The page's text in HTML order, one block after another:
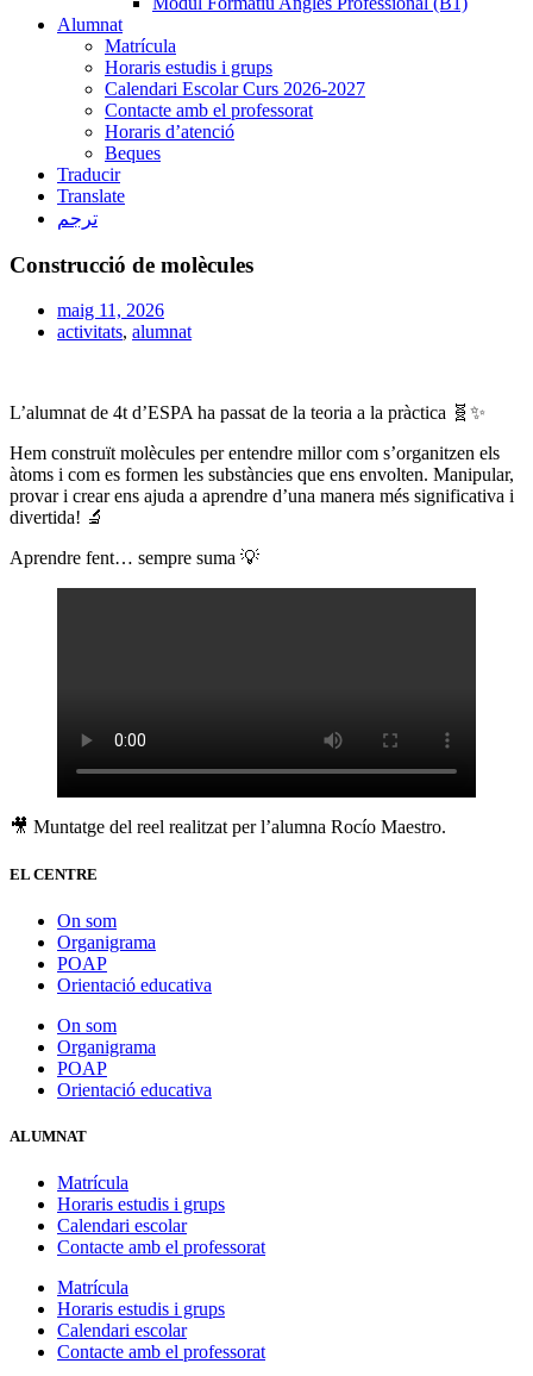
Alumnat
Matrícula
Horaris estudis i grups
Calendari Escolar Curs 2026-2027
Contacte amb el professorat
Horaris d’atenció
Beques
Traducir
Translate
ترجم
Construcció de molècules
maig 11, 2026
activitats, alumnat
L’alumnat de 4t d’ESPA ha passat de la teoria a la pràctica 🧬✨
Hem construït molècules per entendre millor com s’organitzen els
àtoms i com es formen les substàncies que ens envolten. Manipular,
provar i crear ens ajuda a aprendre d’una manera més significativa i
divertida! 🔬
Aprendre fent… sempre suma 💡
🎥 Muntatge del reel realitzat per l’alumna Rocío Maestro.
EL CENTRE
On som
Organigrama
POAP
Orientació educativa
On som
Organigrama
POAP
Orientació educativa
ALUMNAT
Matrícula
Horaris estudis i grups
Calendari escolar
Contacte amb el professorat
Matrícula
Horaris estudis i grups
Calendari escolar
Contacte amb el professorat